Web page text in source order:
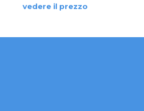
vedere il prezzo